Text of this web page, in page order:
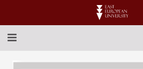
ABOUT EEU